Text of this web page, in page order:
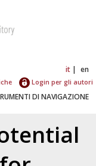
it en
Login per gli autori
DI NAVIGAZIONE